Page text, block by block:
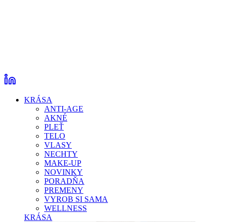
KRÁSA
ANTI-AGE
AKNÉ
PLEŤ
TELO
VLASY
NECHTY
MAKE-UP
NOVINKY
PORADŇA
PREMENY
VYROB SI SAMA
WELLNESS
KRÁSA